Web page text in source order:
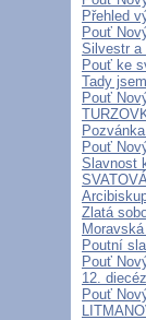
Přehled
Pouť
Silvestr a
Pouť ke
Tady
Pouť
Pouť
Slavnost
Zlatá
Poutní
Pouť
12.
Pouť